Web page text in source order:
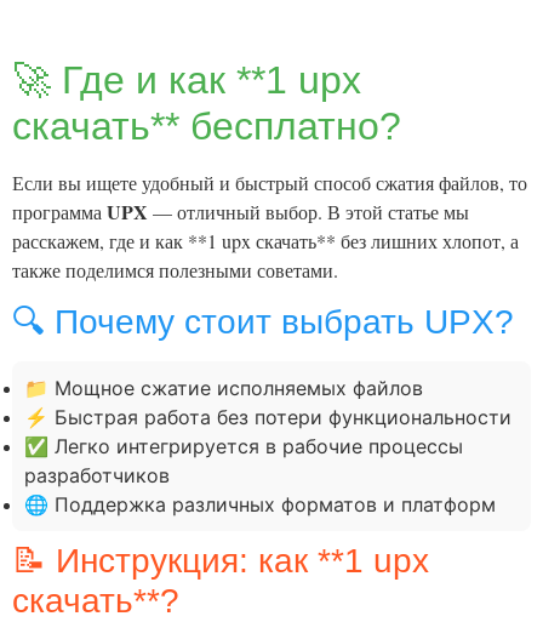
🚀 Где и как **1 upx
скачать** бесплатно?
Если вы ищете удобный и быстрый способ сжатия файлов, то
программа UPX — отличный выбор. В этой статье мы
расскажем, где и как **1 upx скачать** без лишних хлопот, а
также поделимся полезными советами.
🔍 Почему стоит выбрать UPX?
📁 Мощное сжатие исполняемых файлов
⚡ Быстрая работа без потери функциональности
✅ Легко интегрируется в рабочие процессы
разработчиков
🌐 Поддержка различных форматов и платформ
📝 Инструкция: как **1 upx
скачать**?